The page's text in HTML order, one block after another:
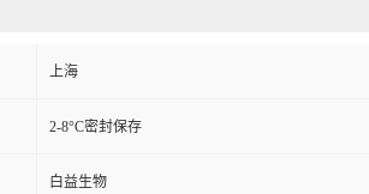
上海
2-8°C密封保存
白益生物